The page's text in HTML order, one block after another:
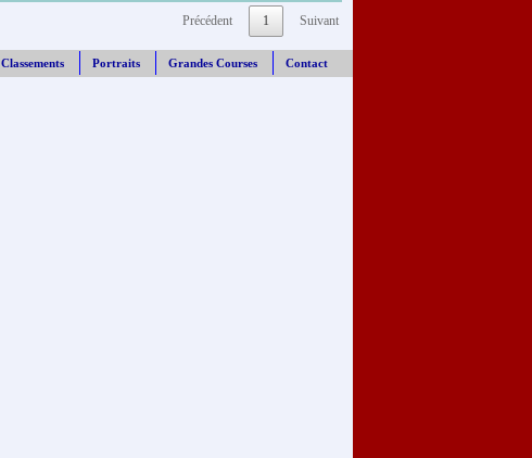
Précédent 1 Suivant
Classements Portraits Grandes Courses Contact